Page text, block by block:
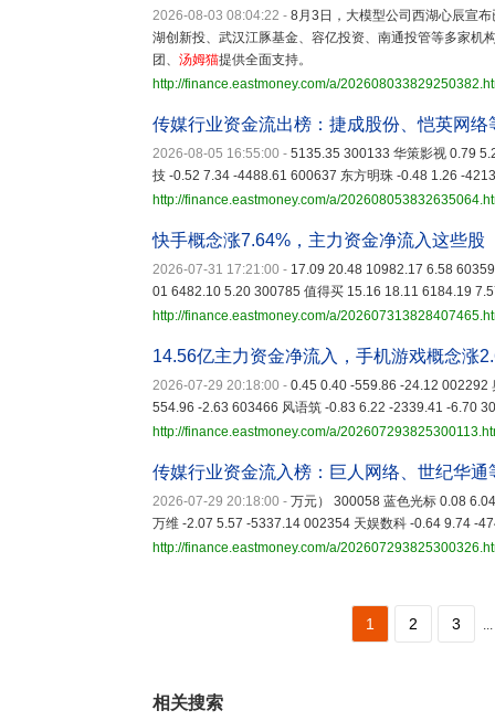
2026-08-03 08:04:22 - 8月3日，大模型公司西湖心辰宣
湖创新投、武汉江豚基金、容亿投资、南通投管等多家机
团、 汤姆猫提供全面支持。
http://finance.eastmoney.com/a/
传媒行业资金流出榜：捷成股份、恺英网络
2026-08-05 16:55:00 - 5135.35 300133 华策影视 0.79
技 -0.52 7.34 -4488.61 600637 东方明珠 -0.48 1.26 -
http://finance.eastmoney.com/a/
快手概念涨7.64%，主力资金净流入这些股
2026-07-31 17:21:00 - 17.09 20.48 10982.17 6.58
01 6482.10 5.20 300785 值得买 15.16 18.11 6184.19
http://finance.eastmoney.com/a/
14.56亿主力资金净流入，手机游戏概念涨
2026-07-29 20:18:00 - 0.45 0.40 -559.86 -24.12 002292
554.96 -2.63 603466 风语筑 -0.83 6.22 -2339.41 -6.70
http://finance.eastmoney.com/a/
传媒行业资金流入榜：巨人网络、世纪华通
2026-07-29 20:18:00 - 万元） 300058 蓝色光标 0.08
万维 -2.07 5.57 -5337.14 002354 天娱数科 -0.64 9.74 -
http://finance.eastmoney.com/a/
1 2 3 ...
相关搜索